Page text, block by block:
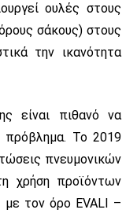
ουλές στους
σάκους) στους
την ικανότητα
είναι πιθανό να
πρόβλημα. Το 2019
πνευμονικών
χρήση προϊόντων
με τον όρο EVALI –